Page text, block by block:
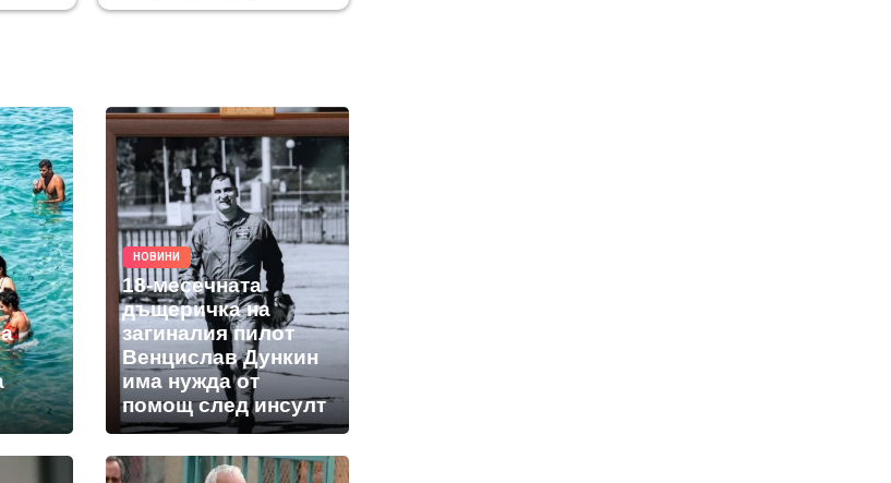
НОВИНИ
18-месечната
дъщеричка на
загиналия пилот
Венцислав Дункин
има нужда от
помощ след инсулт